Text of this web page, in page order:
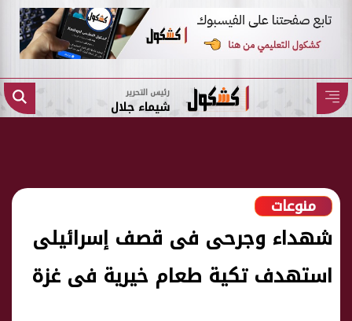
رئيس التحرير
شيماء جلال
منوعات
شهداء وجرحى فى قصف إسرائيلى
استهدف تكية طعام خيرية فى غزة